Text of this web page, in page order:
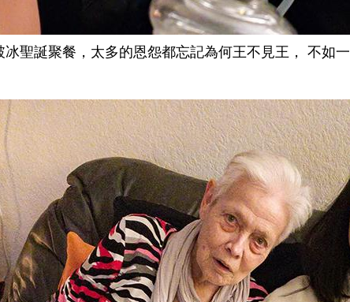
聖誕聚餐，太多的恩怨都忘記為何王不見王， 不如